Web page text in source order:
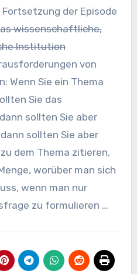
der Episode
wissenschaftliche,
Institution
von
Wenn Sie ein Thema
Sie das
sollten Sie aber
sollten Sie aber
dem Thema zitieren,
worüber man sich
wenn man nur
zu formulieren …